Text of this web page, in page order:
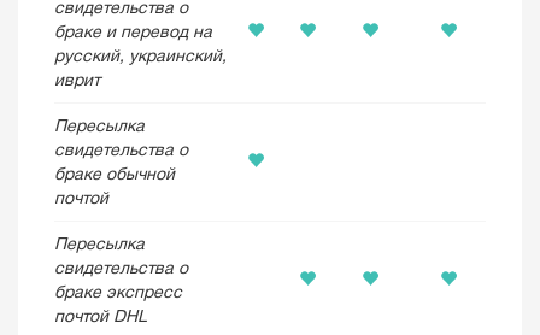
свидетельства о
браке и перевод на
русский, украинский,
иврит
Пересылка
свидетельства о
браке обычной
почтой
Пересылка
свидетельства о
браке экспресс
почтой DHL